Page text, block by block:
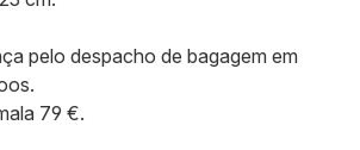
pelo despacho de bagagem em
79 €.